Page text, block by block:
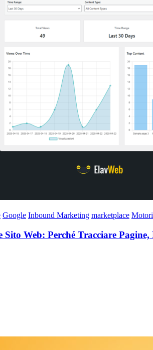
Google Inbound Marketing marketplace
Sito Web: Perché Tracciare